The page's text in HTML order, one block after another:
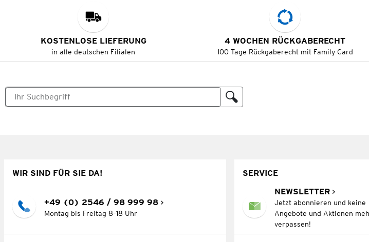
KOSTENLOSE LIEFERUNG
in alle deutschen Filialen
4 WOCHEN RÜCKGABERECHT
100 Tage Rückgaberecht mit Family Card
WIR SIND FÜR SIE DA!
+49 (0) 2546 / 98 999 98
Montag bis Freitag 8–18 Uhr
SERVICE
NEWSLETTER
Jetzt abonnieren und keine
Angebote und Aktionen
verpassen!